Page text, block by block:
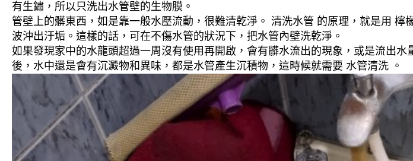
有生鏽，所以只洗出水管壁的生物膜。
管壁上的髒東西，如是靠一般水壓流動，很難清乾淨。 清洗水管 的原理，就是用
波沖出汙垢。這樣的話，可在不傷水管的狀況下，把水管內壁洗乾淨。
如果發現家中的水龍頭超過一周沒有使用再開啟，會有髒水流出的現象，或是流出
後，水中還是會有沉澱物和異味，都是水管產生沉積物，這時候就需要 水管清洗 。